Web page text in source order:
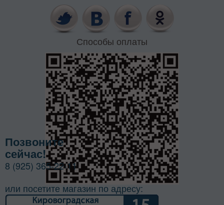
Способы оплаты
Позвоните
сейчас!
8 (925) 365-22-11
или посетите магазин по адресу: